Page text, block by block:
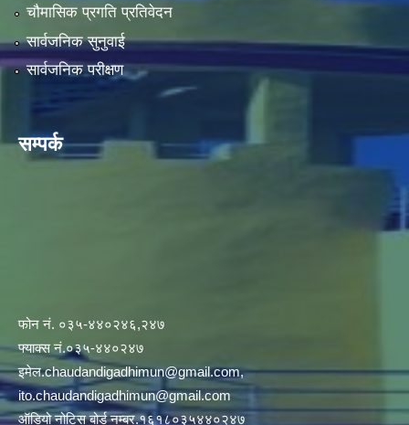
चौमासिक प्रगति प्रतिवेदन
सार्वजनिक सुनुवाई
सार्वजनिक परीक्षण
सम्पर्क
फोन नं. ०३५-४४०२४६,२४७
फ्याक्स नं.०३५-४४०२४७
इमेल.chaudandigadhimun@gmail.com,
ito.chaudandigadhimun@gmail.com
ऑडियो नोटिस बोर्ड नम्बर.१६१८०३५४४०२४७